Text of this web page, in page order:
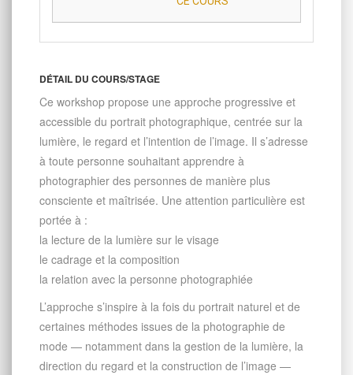
DÉTAIL DU COURS/STAGE
Ce workshop propose une approche progressive et
accessible du portrait photographique, centrée sur la
lumière, le regard et l’intention de l’image. Il s’adresse
à toute personne souhaitant apprendre à
photographier des personnes de manière plus
consciente et maîtrisée. Une attention particulière est
portée à :
la lecture de la lumière sur le visage
le cadrage et la composition
la relation avec la personne photographiée
L’approche s’inspire à la fois du portrait naturel et de
certaines méthodes issues de la photographie de
mode — notamment dans la gestion de la lumière, la
direction du regard et la construction de l’image —